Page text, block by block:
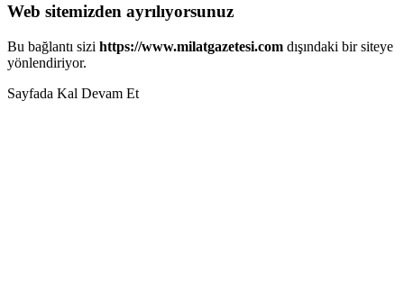
Web sitemizden ayrılıyorsunuz
Bu bağlantı sizi https://www.milatgazetesi.com dışındaki bir siteye
yönlendiriyor.
Sayfada Kal Devam Et